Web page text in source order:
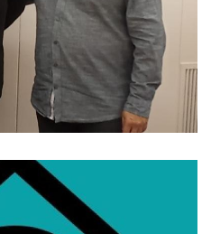
Del Govern
Altres